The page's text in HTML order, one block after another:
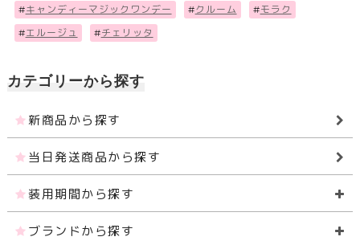
#キャンディーマジックワンデー #クルーム #モラク
#エルージュ #チェリッタ
カテゴリーから探す
新商品から探す
当日発送商品から探す
装用期間から探す
ブランドから探す